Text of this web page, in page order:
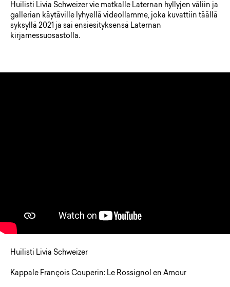
Huilisti Livia Schweizer vie matkalle Laternan hyllyjen väliin ja
gallerian käytäville lyhyellä videollamme, joka kuvattiin täällä
syksyllä 2021 ja sai ensiesityksensä Laternan
kirjamessuosastolla.
Huilisti Livia Schweizer
Kappale François Couperin: Le Rossignol en Amour